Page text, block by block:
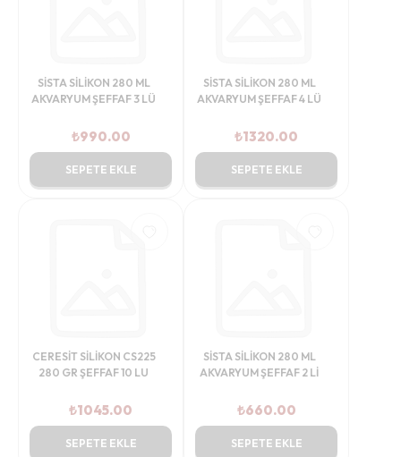
SİSTA SİLİKON 280 ML
AKVARYUM ŞEFFAF 3 LÜ
₺990.00
SEPETE EKLE
SİSTA SİLİKON 280 ML
AKVARYUM ŞEFFAF 4 LÜ
₺1320.00
SEPETE EKLE
CERESİT SİLİKON CS225
280 GR ŞEFFAF 10 LU
₺1045.00
SEPETE EKLE
SİSTA SİLİKON 280 ML
AKVARYUM ŞEFFAF 2 Lİ
₺660.00
SEPETE EKLE